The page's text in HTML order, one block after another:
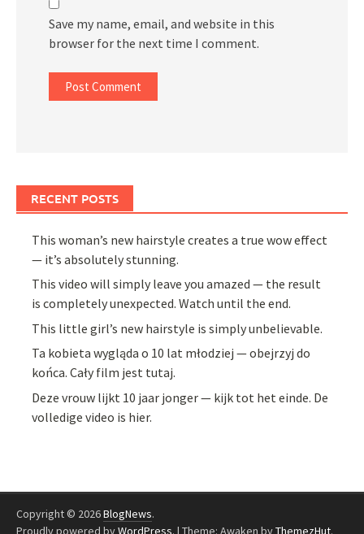
Save my name, email, and website in this
browser for the next time I comment.
RECENT POSTS
This woman’s new hairstyle creates a true wow effect
— it’s absolutely stunning.
This video will simply leave you amazed — the result
is completely unexpected. Watch until the end.
This little girl’s new hairstyle is simply unbelievable.
Ta kobieta wygląda o 10 lat młodziej — obejrzyj do
końca. Cały film jest tutaj.
Deze vrouw lijkt 10 jaar jonger — kijk tot het einde. De
volledige video is hier.
Copyright © 2026BlogNews.
Proudly powered byWordPress. | Theme: Awaken byThemezHut.